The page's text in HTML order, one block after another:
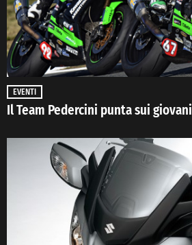
EVENTI
Il Team Pedercini punta sui giovani